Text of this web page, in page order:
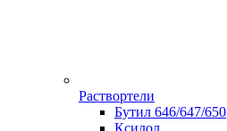
Раствортели
Бутил 646/647/650
Ксилол